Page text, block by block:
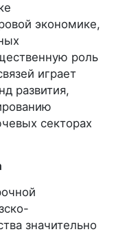
экономике,
роль
играет
развития,
секторах
значительно